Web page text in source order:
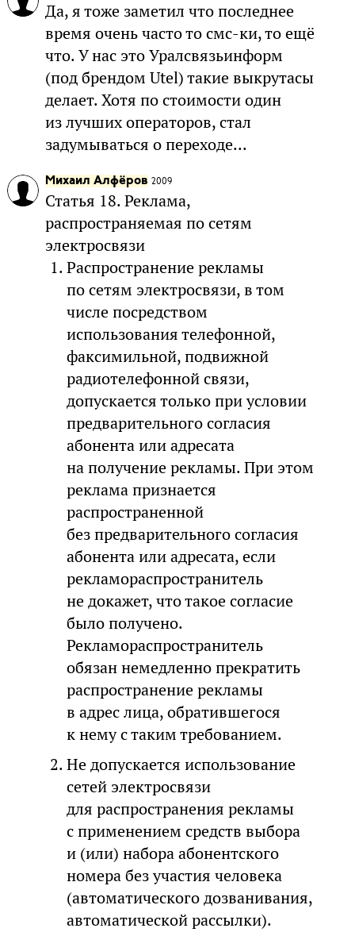
Да, я тоже заметил что последнее
время очень часто то смс-ки, то ещё
что. У нас это Уралсвязьинформ
(под брендом Utel) такие выкрутасы
делает. Хотя по стоимости один
из лучших операторов, стал
задумываться о переходе...
Михаил Алфёров 2009
Статья 18. Реклама,
распространяемая по сетям
электросвязи
Распространение рекламы
по сетям электросвязи, в том
числе посредством
использования телефонной,
факсимильной, подвижной
радиотелефонной связи,
допускается только при условии
предварительного согласия
абонента или адресата
на получение рекламы. При этом
реклама признается
распространенной
без предварительного согласия
абонента или адресата, если
рекламораспространитель
не докажет, что такое согласие
было получено.
Рекламораспространитель
обязан немедленно прекратить
распространение рекламы
в адрес лица, обратившегося
к нему с таким требованием.
Не допускается использование
сетей электросвязи
для распространения рекламы
с применением средств выбора
и (или) набора абонентского
номера без участия человека
(автоматического дозванивания,
автоматической рассылки).